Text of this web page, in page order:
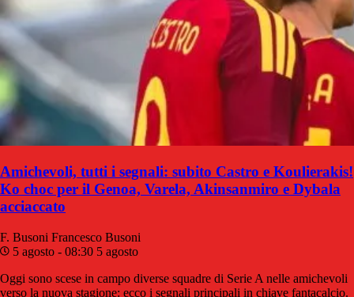
Amichevoli, tutti i segnali: subito Castro e Koulierakis!
Ko choc per il Genoa, Varela, Akinsanmiro e Dybala
acciaccato
F. Busoni Francesco Busoni
5 agosto - 08:30 5 agosto
Oggi sono scese in campo diverse squadre di Serie A nelle amichevoli
verso la nuova stagione: ecco i segnali principali in chiave fantacalcio.